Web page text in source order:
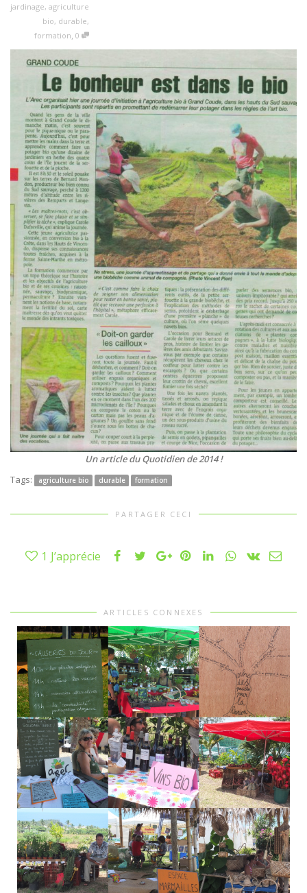
jardinage, agriculture
bio, durable,
formation, 0
Un article du Quotidien de 2014 !
Tags:
agriculture bio durable formation
PARTAGER CECI
1 J’apprécie
ARTICLES CONNEXES